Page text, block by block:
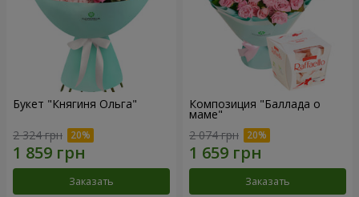
Букет "Княгиня Ольга"
2 324 грн
Заказать
Композиция "Баллада о
маме"
2 074 грн
Заказать